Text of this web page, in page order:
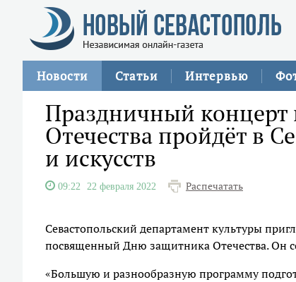
Новости Статьи Интервью
Праздничный концерт
Отечества пройдёт в
и искусств
09:22 22 февраля 2022 Распечатать
Севастопольский департамент культуры
посвященный Дню защитника Отечества. Он
«Большую и разнообразную программу